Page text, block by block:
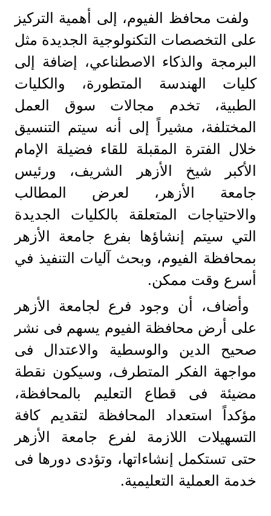
ولفت محافظ الفيوم، إلى أهمية التركيز
على التخصصات التكنولوجية الجديدة مثل
البرمجة والذكاء الاصطناعي، إضافة إلى
كليات الهندسة المتطورة، والكليات
الطبية، تخدم مجالات سوق العمل
المختلفة، مشيراً إلى أنه سيتم التنسيق
خلال الفترة المقبلة للقاء فضيلة الإمام
الأكبر شيخ الأزهر الشريف، ورئيس
جامعة الأزهر، لعرض المطالب
والاحتياجات المتعلقة بالكليات الجديدة
التي سيتم إنشاؤها بفرع جامعة الأزهر
بمحافظة الفيوم، وبحث آليات التنفيذ في
أسرع وقت ممكن.
وأضاف، أن وجود فرع لجامعة الأزهر
على أرض محافظة الفيوم يسهم فى نشر
صحيح الدين والوسطية والاعتدال فى
مواجهة الفكر المتطرف، وسيكون نقطة
مضيئة فى قطاع التعليم بالمحافظة،
مؤكداً استعداد المحافظة لتقديم كافة
التسهيلات اللازمة لفرع جامعة الأزهر
حتى تستكمل إنشاءاتها، وتؤدى دورها فى
خدمة العملية التعليمية.